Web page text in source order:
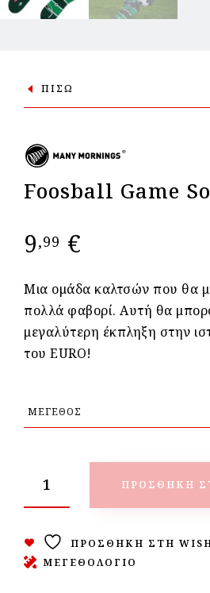
ΠΙΣΩ
Foosball Game
9,99 €
Μια ομάδα καλτσών που θα
πολλά φαβορί. Αυτή θα
μεγαλύτερη έκπληξη στην
του EURO!
ΠΡΟΣΘΉΚΗ
ΠΡΟΣΘΉΚΗ ΣΤΗ
ΜΕΓΕΘΟΛΟΓΙΟ